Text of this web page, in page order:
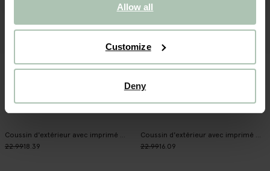
Allow all
Customize
Deny
22.9918.39
22.9916.09